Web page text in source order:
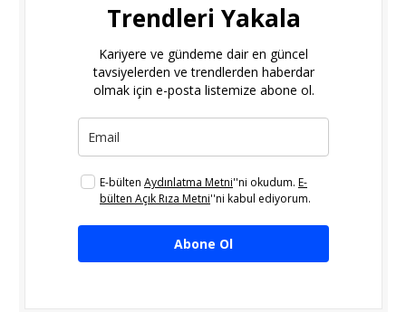
Trendleri Yakala
Kariyere ve gündeme dair en güncel
tavsiyelerden ve trendlerden haberdar
olmak için e-posta listemize abone ol.
E-bülten Aydınlatma Metni''ni okudum. E-
bülten Açık Rıza Metni''ni kabul ediyorum.
Abone Ol